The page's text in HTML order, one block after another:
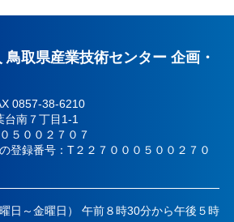
取県産業技術センター 企画・
0857-38-6210
台南７丁目1-1
５００２７０７
登録番号：T２２７０００５００２７０
日～金曜日） 午前８時30分から午後５時